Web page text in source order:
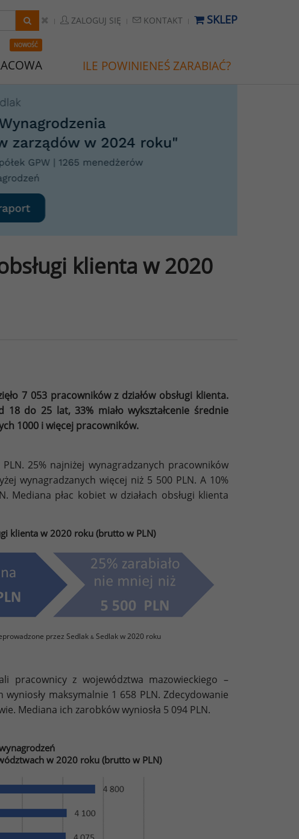
ZALOGUJ SIĘ KONTAKT SKLEP
NOWOŚĆ
ILE POWINIENEŚ ZARABIAĆ?
klienta w 2020
7 053 pracowników z działów obsługi klienta.
do 25 lat, 33% miało wykształcenie średnie
1000 i więcej pracowników.
25% najniżej wynagradzanych pracowników
wynagradzanych więcej niż 5 500 PLN. A 10%
Mediana płac kobiet w działach obsługi klienta
klienta w 2020 roku (brutto w PLN)
przez Sedlak &Sedlak w 2020 roku
pracownicy z województwa mazowieckiego –
maksymalnie 1 658 PLN. Zdecydowanie
Mediana ich zarobków wyniosła 5 094 PLN.
w 2020 roku (brutto w PLN)